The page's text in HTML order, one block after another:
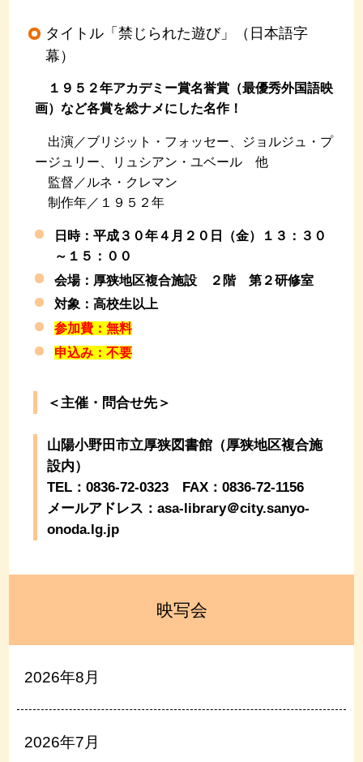
タイトル「禁じられた遊び」（日本語字
幕）
１９５２年アカデミー賞名誉賞（最優秀外国語映
画）など各賞を総ナメにした名作！
出演／ブリジット・フォッセー、ジョルジュ・プ
ージュリー、リュシアン・ユベール 他
監督／ルネ・クレマン
制作年／１９５２年
日時：平成３０年４月２０日（金）１３：３０
～１５：００
会場：厚狭地区複合施設 ２階 第２研修室
対象：高校生以上
参加費：無料
申込み：不要
＜主催・問合せ先＞
山陽小野田市立厚狭図書館（厚狭地区複合施
設内）
TEL：0836-72-0323 FAX：0836-72-1156
メールアドレス：asa-library＠city.sanyo-
onoda.lg.jp
映写会
2026年8月
2026年7月